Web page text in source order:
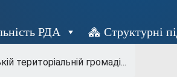
РДА Структурні
територіальній громаді...